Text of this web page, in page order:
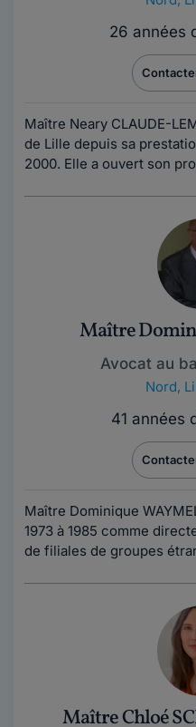
26 années
Maître Neary CLAUDE-
de Lille depuis sa
2000. Elle a ouvert son
Maître
Avocat au
Nord,
41 années
Maître Dominique
1973 à 1985 comme
de filiales de groupes
Maître Chloé